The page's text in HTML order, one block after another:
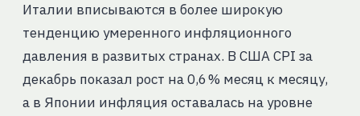
Италии вписываются в более широкую
тенденцию умеренного инфляционного
давления в развитых странах. В США CPI за
декабрь показал рост на 0,6 % месяц к месяцу,
а в Японии инфляция оставалась на уровне